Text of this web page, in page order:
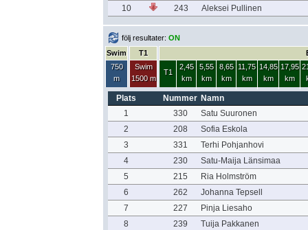
10
243 Aleksei Pullinen
följ resultater: ON
Swim
750
m
T1
Swim
1500 m
T1
2,45
km
5,55
km
8,65
km
11,75
km
14,85
km
17,95
km
Plats Nummer Namn
1
330
Satu Suuronen
2
208
Sofia Eskola
3
331
Terhi Pohjanhovi
4
230
Satu-Maija Länsimaa
5
215
Ria Holmström
6
262
Johanna Tepsell
7
227
Pinja Liesaho
8
239
Tuija Pakkanen